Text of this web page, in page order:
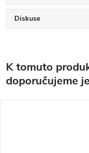
Diskuse
K tomuto
doporučujeme